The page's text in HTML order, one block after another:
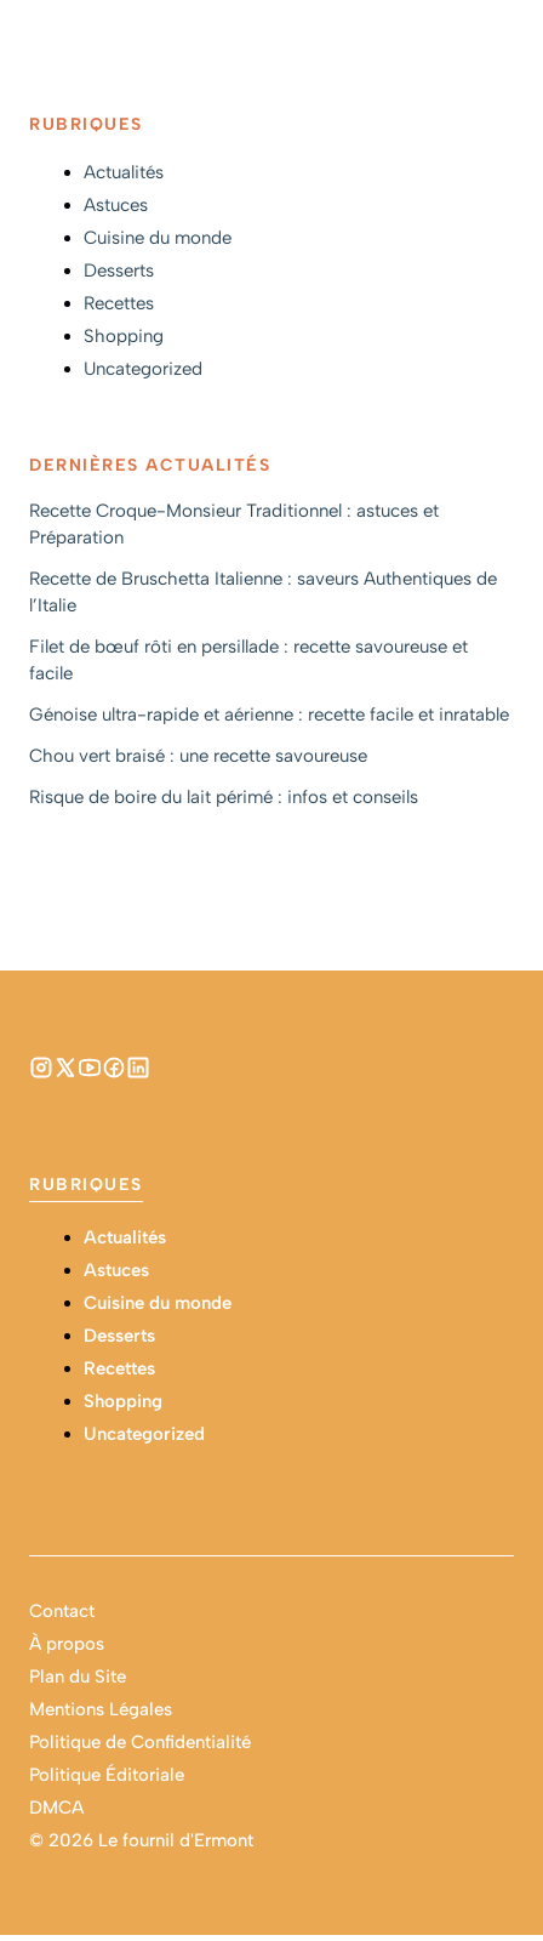
RUBRIQUES
Actualités
Astuces
Cuisine du monde
Desserts
Recettes
Shopping
Uncategorized
DERNIÈRES ACTUALITÉS
Recette Croque-Monsieur Traditionnel : astuces et
Préparation
Recette de Bruschetta Italienne : saveurs Authentiques de
l’Italie
Filet de bœuf rôti en persillade : recette savoureuse et
facile
Génoise ultra-rapide et aérienne : recette facile et inratable
Chou vert braisé : une recette savoureuse
Risque de boire du lait périmé : infos et conseils
RUBRIQUES
Actualités
Astuces
Cuisine du monde
Desserts
Recettes
Shopping
Uncategorized
© 2026 Le fournil d'Ermont
Contact
À propos
Plan du Site
Mentions Légales
Politique de Confidentialité
Politique Éditoriale
DMCA